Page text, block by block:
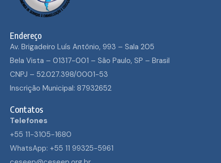
Endereço
Av. Brigadeiro Luís Antônio, 993 – Sala 205
Bela Vista – 01317-001 – São Paulo, SP – Brasil
CNPJ – 52.027.398/0001-53
Inscrição Municipal: 87932652
Contatos
Telefones
+55 11-3105-1680
WhatsApp: +55 11 99325-5961